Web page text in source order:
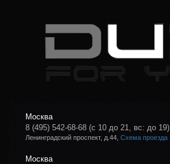
Москва
8 (495) 542-68-68 (с 10 до 21, вс: до 19)
Ленинградский проспект, д.44, Схема проезда
Москва